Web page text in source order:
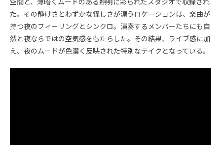
空間と、薄暗くムードのある照明に彩られたスタジオで収録され
た。その静けさとわずかな怪しさが漂うロケーションは、楽曲が
持つ夜のフィーリングとシンクロ。演奏するメンバーたちにも自
然と夜ならではの空気感をもたらした。その結果、ライブ感に加
え、夜のムードが色濃く反映された特別なテイクとなっている。